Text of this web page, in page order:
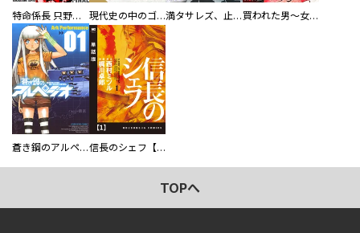
特命係長 只野仁ファイナル 愛蔵版 現代史の中のゴルゴ13 満タサレズ、止メラレズ 買われた男～女性限定快感セラピスト～【描き下ろしおまけ付き特装版】
蒼き鋼のアルペジオ 信長のシェフ【単話版】
TOPへ